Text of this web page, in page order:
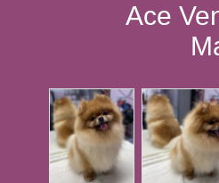
Ace